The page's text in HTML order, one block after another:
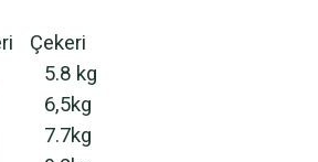
Çekeri
5.8 kg
6,5kg
7.7kg